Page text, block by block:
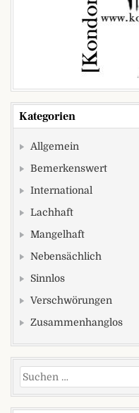
Kategorien
Allgemein
Bemerkenswert
International
Lachhaft
Mangelhaft
Nebensächlich
Sinnlos
Verschwörungen
Zusammenhanglos
Suchen nach: